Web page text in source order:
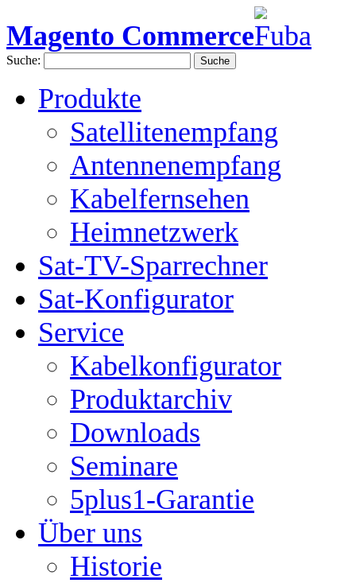
Magento Commerce
Suche: Suche
Produkte
Satellitenempfang
Antennenempfang
Kabelfernsehen
Heimnetzwerk
Sat-TV-Sparrechner
Sat-Konfigurator
Service
Kabelkonfigurator
Produktarchiv
Downloads
Seminare
5plus1-Garantie
Über uns
Historie